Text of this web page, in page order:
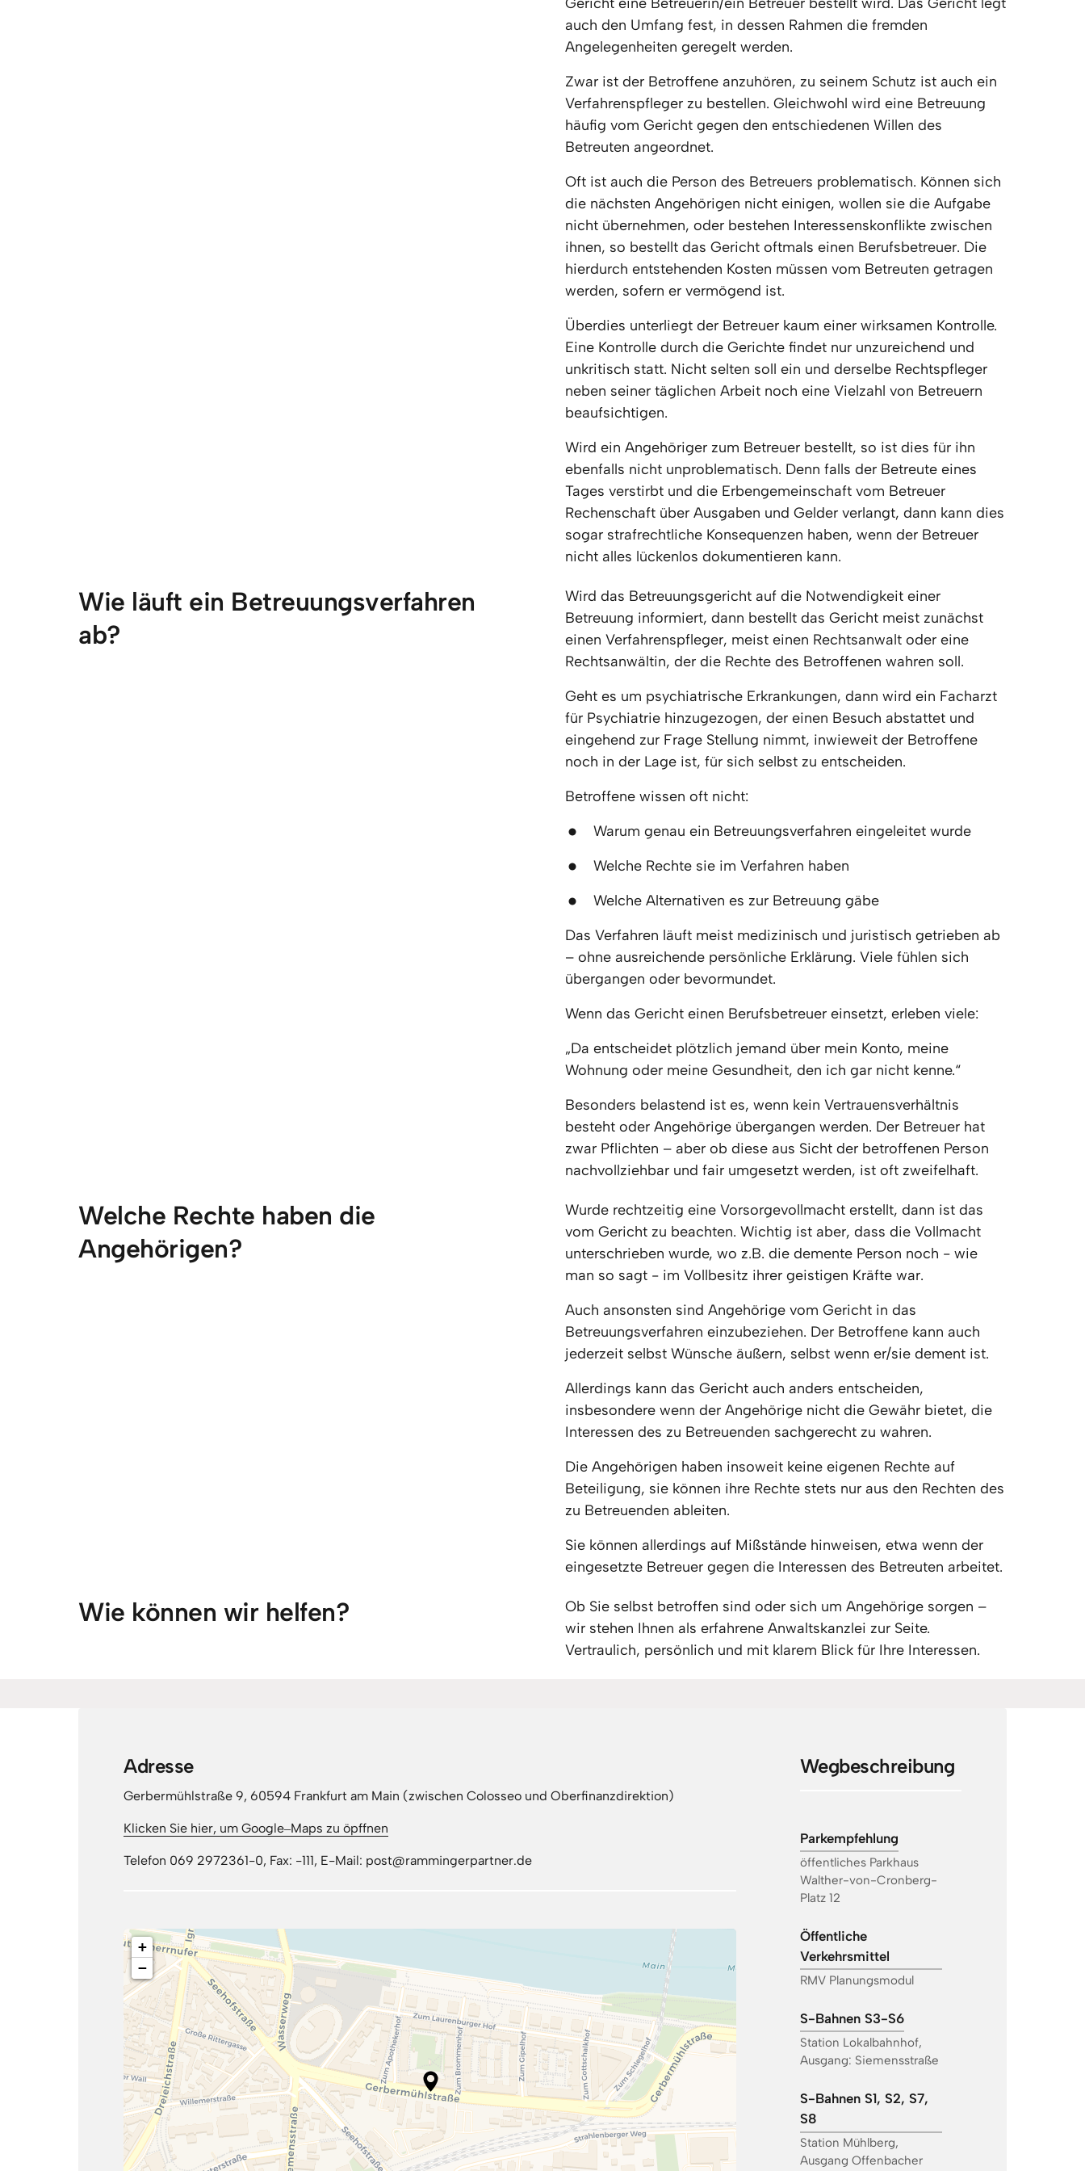
auch den Umfang fest, in dessen Rahmen die fremden
Angelegenheiten geregelt werden.
Zwar ist der Betroffene anzuhören, zu seinem Schutz ist auch ein
Verfahrenspfleger zu bestellen. Gleichwohl wird eine Betreuung
häufig vom Gericht gegen den entschiedenen Willen des
Betreuten angeordnet.
Oft ist auch die Person des Betreuers problematisch. Können sich
die nächsten Angehörigen nicht einigen, wollen sie die Aufgabe
nicht übernehmen, oder bestehen Interessenskonflikte zwischen
ihnen, so bestellt das Gericht oftmals einen Berufsbetreuer. Die
hierdurch entstehenden Kosten müssen vom Betreuten getragen
werden, sofern er vermögend ist.
Überdies unterliegt der Betreuer kaum einer wirksamen Kontrolle.
Eine Kontrolle durch die Gerichte findet nur unzureichend und
unkritisch statt. Nicht selten soll ein und derselbe Rechtspfleger
neben seiner täglichen Arbeit noch eine Vielzahl von Betreuern
beaufsichtigen.
Wird ein Angehöriger zum Betreuer bestellt, so ist dies für ihn
ebenfalls nicht unproblematisch. Denn falls der Betreute eines
Tages verstirbt und die Erbengemeinschaft vom Betreuer
Rechenschaft über Ausgaben und Gelder verlangt, dann kann dies
sogar strafrechtliche Konsequenzen haben, wenn der Betreuer
nicht alles lückenlos dokumentieren kann.
Wie läuft ein Betreuungsverfahren
ab?
Wird das Betreuungsgericht auf die Notwendigkeit einer
Betreuung informiert, dann bestellt das Gericht meist zunächst
einen Verfahrenspfleger, meist einen Rechtsanwalt oder eine
Rechtsanwältin, der die Rechte des Betroffenen wahren soll.
Geht es um psychiatrische Erkrankungen, dann wird ein Facharzt
für Psychiatrie hinzugezogen, der einen Besuch abstattet und
eingehend zur Frage Stellung nimmt, inwieweit der Betroffene
noch in der Lage ist, für sich selbst zu entscheiden.
Betroffene wissen oft nicht:
Warum genau ein Betreuungsverfahren eingeleitet wurde
Welche Rechte sie im Verfahren haben
Welche Alternativen es zur Betreuung gäbe
Das Verfahren läuft meist medizinisch und juristisch getrieben ab
– ohne ausreichende persönliche Erklärung. Viele fühlen sich
übergangen oder bevormundet.
Wenn das Gericht einen Berufsbetreuer einsetzt, erleben viele:
„Da entscheidet plötzlich jemand über mein Konto, meine
Wohnung oder meine Gesundheit, den ich gar nicht kenne.“
Besonders belastend ist es, wenn kein Vertrauensverhältnis
besteht oder Angehörige übergangen werden. Der Betreuer hat
zwar Pflichten – aber ob diese aus Sicht der betroffenen Person
nachvollziehbar und fair umgesetzt werden, ist oft zweifelhaft.
Welche Rechte haben die
Angehörigen?
Wurde rechtzeitig eine Vorsorgevollmacht erstellt, dann ist das
vom Gericht zu beachten. Wichtig ist aber, dass die Vollmacht
unterschrieben wurde, wo z.B. die demente Person noch - wie
man so sagt - im Vollbesitz ihrer geistigen Kräfte war.
Auch ansonsten sind Angehörige vom Gericht in das
Betreuungsverfahren einzubeziehen. Der Betroffene kann auch
jederzeit selbst Wünsche äußern, selbst wenn er/sie dement ist.
Allerdings kann das Gericht auch anders entscheiden,
insbesondere wenn der Angehörige nicht die Gewähr bietet, die
Interessen des zu Betreuenden sachgerecht zu wahren.
Die Angehörigen haben insoweit keine eigenen Rechte auf
Beteiligung, sie können ihre Rechte stets nur aus den Rechten des
zu Betreuenden ableiten.
Sie können allerdings auf Mißstände hinweisen, etwa wenn der
eingesetzte Betreuer gegen die Interessen des Betreuten arbeitet.
Wie können wir helfen?
Ob Sie selbst betroffen sind oder sich um Angehörige sorgen –
wir stehen Ihnen als erfahrene Anwaltskanzlei zur Seite.
Vertraulich, persönlich und mit klarem Blick für Ihre Interessen.
Adresse
Gerbermühlstraße 9, 60594 Frankfurt am Main (zwischen Colosseo und Oberfinanzdirektion)
Klicken Sie hier, um Google‒Maps zu öpffnen
Telefon 069 2972361-0, Fax: -111, E-Mail: post@rammingerpartner.de
+
−
Wegbeschreibung
Parkempfehlung
öffentliches Parkhaus
Walther-von-Cronberg-
Platz 12
Öffentliche
Verkehrsmittel
RMV Planungsmodul
S-Bahnen S3-S6
Station Lokalbahnhof,
Ausgang: Siemensstraße
S-Bahnen S1, S2, S7,
S8
Station Mühlberg,
Ausgang Offenbacher